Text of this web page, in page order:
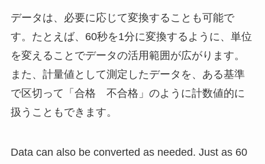
データは、必要に応じて変換することも可能で
す。たとえば、60秒を1分に変換するように、単位
を変えることでデータの活用範囲が広がります。
また、計量値として測定したデータを、ある基準
で区切って「合格 不合格」のように計数値的に
扱うこともできます。
Data can also be converted as needed. Just as 60